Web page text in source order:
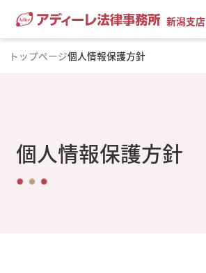
新潟支店
トップページ個人情報保護方針
個人情報保護方針